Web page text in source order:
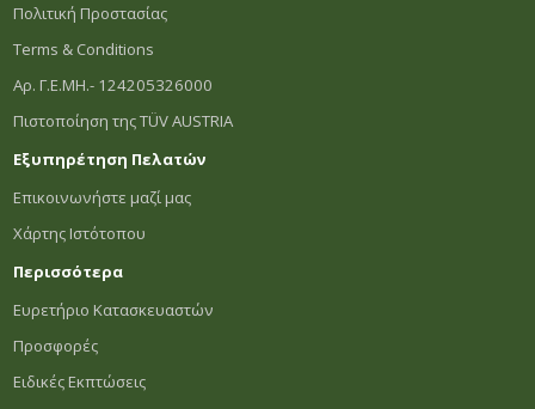
Πολιτική Προστασίας
Terms & Conditions
Αρ. Γ.Ε.ΜΗ.- 124205326000
Πιστοποίηση της TÜV AUSTRIA
Εξυπηρέτηση Πελατών
Επικοινωνήστε μαζί μας
Χάρτης Ιστότοπου
Περισσότερα
Ευρετήριο Κατασκευαστών
Προσφορές
Ειδικές Εκπτώσεις